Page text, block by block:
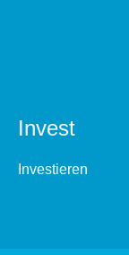
Invest
Investieren